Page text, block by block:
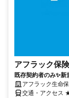
アフラック保
既存契約者のみ✨
アフラック生命
交通・アクセス